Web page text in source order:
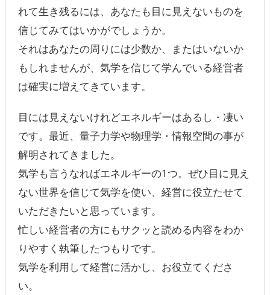
れて生き残るには、あなたも目に見えないものを
信じてみてはいかがでしょうか。
それはあなたの周りには少数か、またはいないか
もしれませんが、気学を信じて学んでいる経営者
は確実に増えてきています。
目には見えないけれどエネルギーはあるし・凄い
です。最近、量子力学や物理学・情報空間の事が
解明されてきました。
気学も言うなればエネルギーの1つ。ぜひ目に見え
ない世界を信じて気学を使い、経営に役立たせて
いただきたいと思っています。
忙しい経営者の方にもサクッと読める内容をわか
りやすく執筆したつもりです。
気学を利用して経営に活かし、お役立てくださ
い。